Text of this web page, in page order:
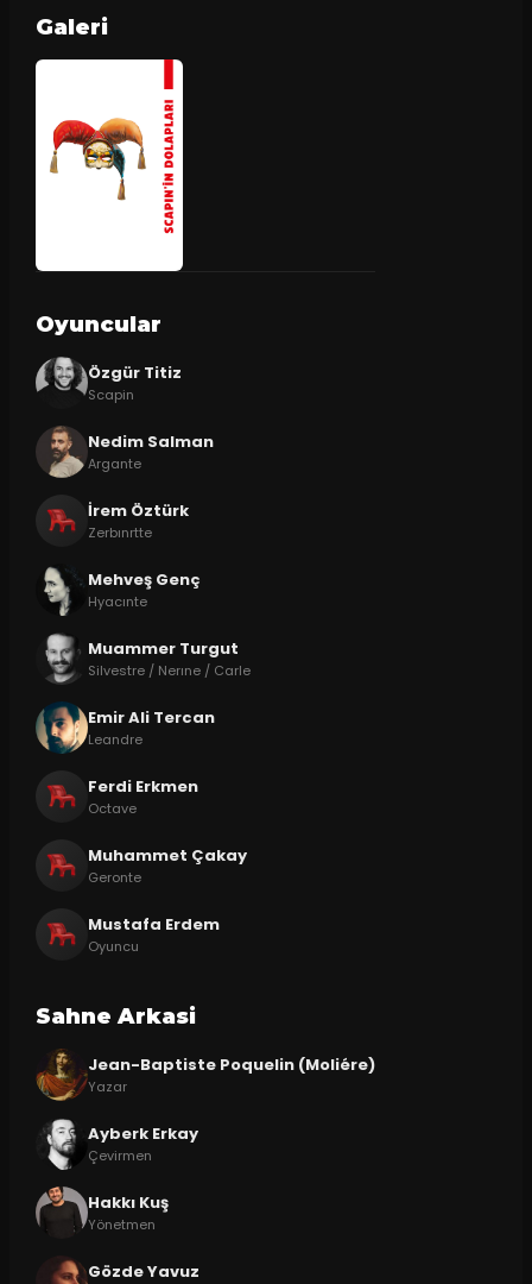
Galeri
Oyuncular
Özgür Titiz
Scapin
Nedim Salman
Argante
İrem Öztürk
Zerbınrtte
Mehveş Genç
Hyacınte
Muammer Turgut
Silvestre / Nerıne / Carle
Emir Ali Tercan
Leandre
Ferdi Erkmen
Octave
Muhammet Çakay
Geronte
Mustafa Erdem
Oyuncu
Sahne Arkasi
Jean-Baptiste Poquelin (Moliére)
Yazar
Ayberk Erkay
Çevirmen
Hakkı Kuş
Yönetmen
Gözde Yavuz